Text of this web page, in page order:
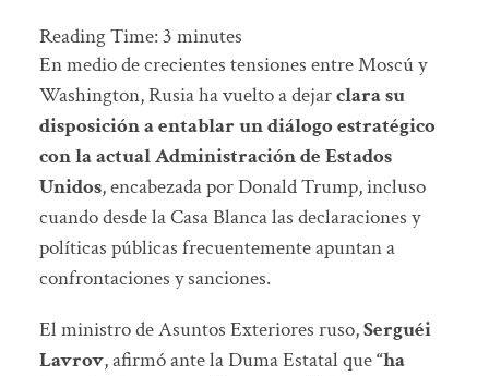
Reading Time:3 minutes
En medio de crecientes tensiones entre Moscú y
Washington, Rusia ha vuelto a dejarclara su
disposición a entablar un diálogo estratégico
con la actual Administración de Estados
Unidos, encabezada por Donald Trump, incluso
cuando desde la Casa Blanca las declaraciones y
políticas públicas frecuentemente apuntan a
confrontaciones y sanciones.
El ministro de Asuntos Exteriores ruso,Serguéi
Lavrov, afirmó ante la Duma Estatal que“ha